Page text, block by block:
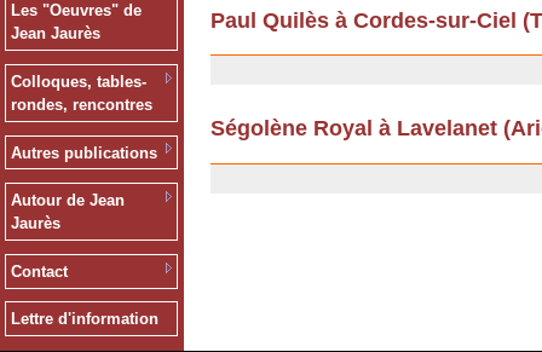
Les "Oeuvres" de
Jean Jaurès
Colloques, tables-
rondes, rencontres
Autres publications
Autour de Jean
Jaurès
Contact
Lettre d'information
Paul Quilès à Cordes-sur-Ciel
Ségolène Royal à Lavelanet